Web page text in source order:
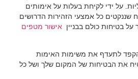
על ידי לקיחת בעלות על אימותים
שננקטים כל אמצעי הזהירות הדרושים
על בטיחות כולם בבניין
אישור מטפים
לתעדף את משימות האימות
את הבטיחות של המקום שלך ושל כל